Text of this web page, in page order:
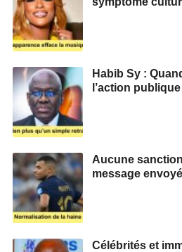
Habib Sy :
l’action publique
Aucune
message
Célébrités et